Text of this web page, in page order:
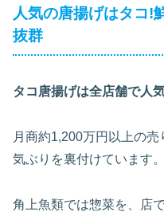
人気の唐揚げはタコ!
抜群
タコ唐揚げは全店舗で人
月商約1,200万円以上の
気ぶりを裏付けています。
角上魚類では惣菜を、店